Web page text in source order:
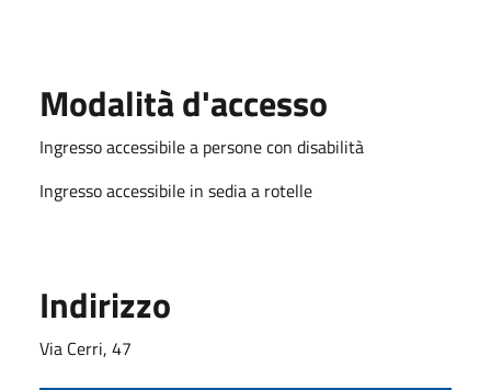
Modalità d'accesso
Ingresso accessibile a persone con disabilità
Ingresso accessibile in sedia a rotelle
Indirizzo
Via Cerri, 47